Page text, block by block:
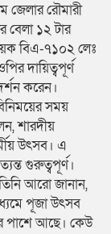
জেলার রৌমারী
বেলা ১২ টার
বিএ-৭১০২ লেঃ
দায়িত্বপূর্ণ
করেন।
সময়
শারদীয়
উৎসব। এ
গুরুত্বপূর্ণ।
আরো জানান,
পূজা উৎসব
পাশে আছে। কেউ